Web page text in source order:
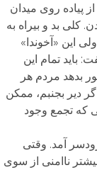
پیاده روی میدان
بد و بیراه به
این «آخوندا»
باید تمام این
بدهد مردم هر
دیر بجنبم، ممکن
که تجمع وجود
آمد. وقتی
ناامنی از سوی